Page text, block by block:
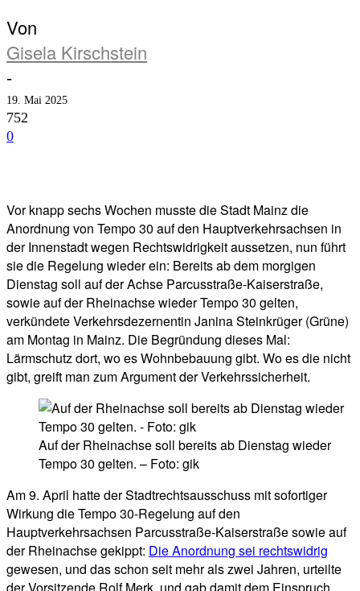
Von
Gisela Kirschstein
-
19. Mai 2025
752
0
Vor knapp sechs Wochen musste die Stadt Mainz die
Anordnung von Tempo 30 auf den Hauptverkehrsachsen in
der Innenstadt wegen Rechtswidrigkeit aussetzen, nun führt
sie die Regelung wieder ein: Bereits ab dem morgigen
Dienstag soll auf der Achse Parcusstraße-Kaiserstraße,
sowie auf der Rheinachse wieder Tempo 30 gelten,
verkündete Verkehrsdezernentin Janina Steinkrüger (Grüne)
am Montag in Mainz. Die Begründung dieses Mal:
Lärmschutz dort, wo es Wohnbebauung gibt. Wo es die nicht
gibt, greift man zum Argument der Verkehrssicherheit.
Auf der Rheinachse soll bereits ab Dienstag wieder
Tempo 30 gelten. – Foto: gik
Am 9. April hatte der Stadtrechtsausschuss mit sofortiger
Wirkung die Tempo 30-Regelung auf den
Hauptverkehrsachsen Parcusstraße-Kaiserstraße sowie auf
der Rheinachse gekippt: Die Anordnung sei rechtswidrig
gewesen, und das schon seit mehr als zwei Jahren, urteilte